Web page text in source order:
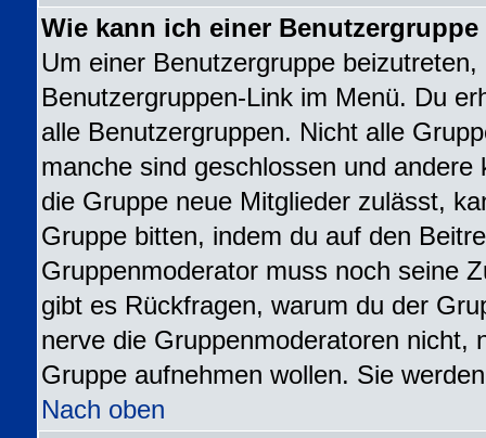
Wie kann ich einer
Um einer Benutzergruppe
Benutzergruppen-Link im Menü. Du
alle Benutzergruppen. Nicht alle
manche sind geschlossen und
die Gruppe neue Mitglieder zulässt,
Gruppe bitten, indem du auf den
Gruppenmoderator muss noch seine
gibt es Rückfragen, warum du der
nerve die Gruppenmoderatoren nicht,
Gruppe aufnehmen wollen. Sie
Nach oben